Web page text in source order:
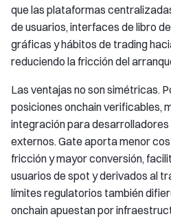
que las plataformas
de usuarios, interfaces de libro
gráficas y hábitos de trading
reduciendo la fricción del
Las ventajas no son simétricas.
posiciones onchain verificables,
integración para desarrolladores
externos. Gate aporta menor
fricción y mayor conversión,
usuarios de spot y derivados al
límites regulatorios también
onchain apuestan por